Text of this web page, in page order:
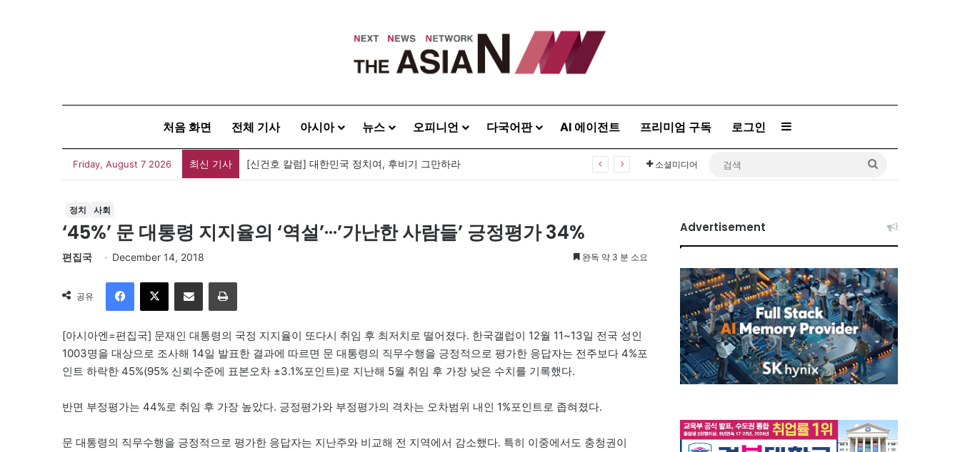
처음 화면 전체 기사 아시아 뉴스 오피니언 다국어판 AI 에이전트 프리미엄 구독 로그인 Sidebar
Friday, August 7 2026 최신 기사 유가협 창립 40주년 기념식…12일 오후 남영동 민주화운동기념관 소셜미디어
정치 사회
‘45%’ 문 대통령 지지율의 ‘역설’···’가난한 사람들’ 긍정평가 34%
편집국 December 14, 2018 완독 약 3 분 소요
공유
이메일
[아시아엔=편집국] 문재인 대통령의 국정 지지율이 또다시 취임 후 최저치로 떨어졌다. 한국갤럽이 12월 11~13일 전국 성인
1003명을 대상으로 조사해 14일 발표한 결과에 따르면 문 대통령의 직무수행을 긍정적으로 평가한 응답자는 전주보다 4%포
인트 하락한 45%(95% 신뢰수준에 표본오차 ±3.1%포인트)로 지난해 5월 취임 후 가장 낮은 수치를 기록했다.
반면 부정평가는 44%로 취임 후 가장 높았다. 긍정평가와 부정평가의 격차는 오차범위 내인 1%포인트로 좁혀졌다.
문 대통령의 직무수행을 긍정적으로 평가한 응답자는 지난주와 비교해 전 지역에서 감소했다. 특히 이중에서도 충청권이
Advertisement